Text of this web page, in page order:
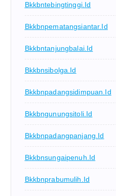
Bkkbntebingtinggi.id
Bkkbnpematangsiantar.id
Bkkbntanjungbalai.id
Bkkbnsibolga.id
Bkkbnpadangsidimpuan.id
Bkkbngunungsitoli.id
Bkkbnpadangpanjang.id
Bkkbnsungaipenuh.id
Bkkbnprabumulih.id